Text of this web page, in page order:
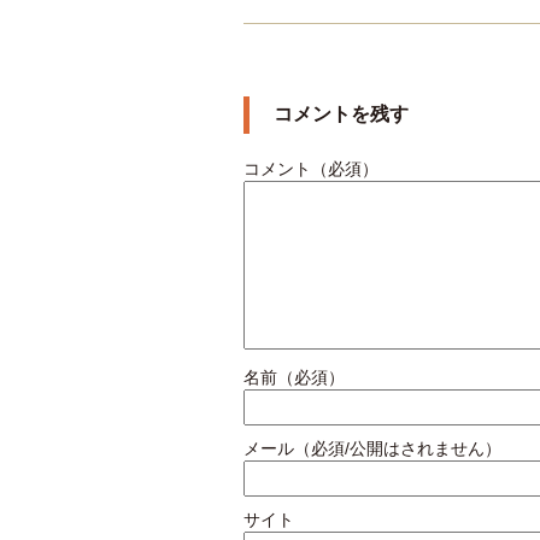
コメントを残す
コメント（必須）
名前（必須）
メール（必須/公開はされません）
サイト